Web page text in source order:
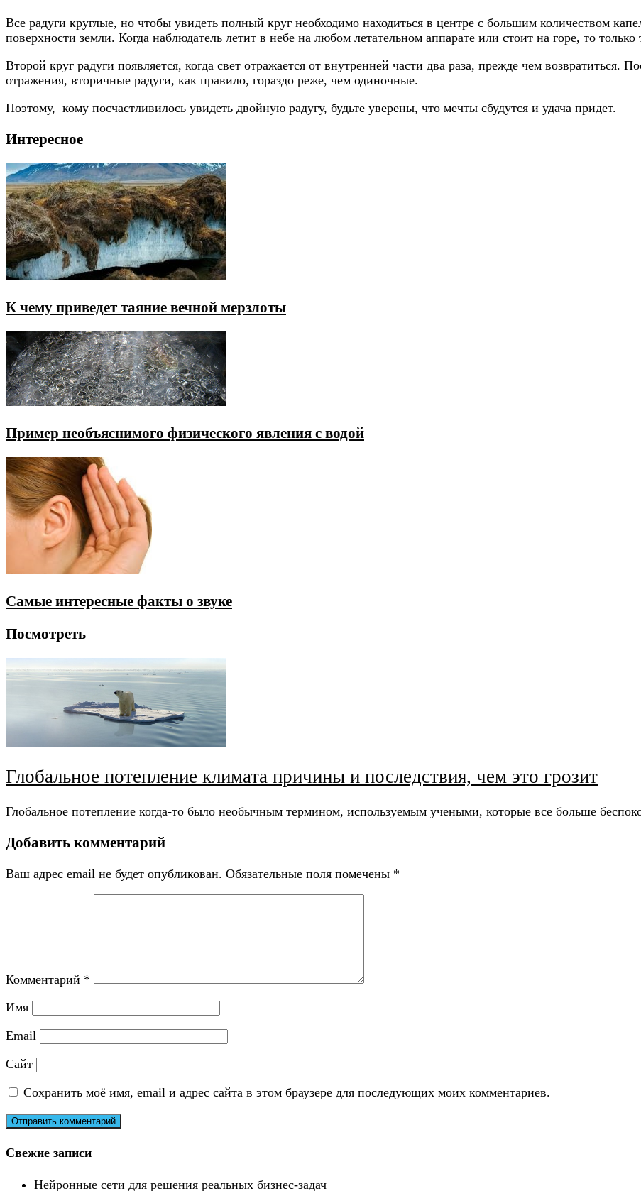
Все радуги круглые, но чтобы увидеть полный круг необходимо находиться в центре с большим количеством
поверхности земли. Когда наблюдатель летит в небе на любом летательном аппарате или стоит на горе, то
Второй круг радуги появляется, когда свет отражается от внутренней части два раза, прежде чем возвратиться.
отражения, вторичные радуги, как правило, гораздо реже, чем одиночные.
Поэтому, кому посчастливилось увидеть двойную радугу, будьте уверены, что мечты сбудутся и удача придет.
Интересное
К чему приведет таяние вечной мерзлоты
Пример необъяснимого физического явления с водой
Самые интересные факты о звуке
Посмотреть
Глобальное потепление климата причины и последствия, чем это грозит
Глобальное потепление когда-то было необычным термином, используемым учеными, которые все больше
Добавить комментарий
Ваш адрес email не будет опубликован. Обязательные поля помечены *
Комментарий *
Имя
Email
Сайт
Сохранить моё имя, email и адрес сайта в этом браузере для последующих моих комментариев.
Свежие записи
Нейронные сети для решения реальных бизнес-задач